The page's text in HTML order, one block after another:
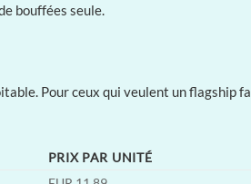
bouffées seule.
Pour ceux qui veulent un flagship
PRIX PAR UNITÉ